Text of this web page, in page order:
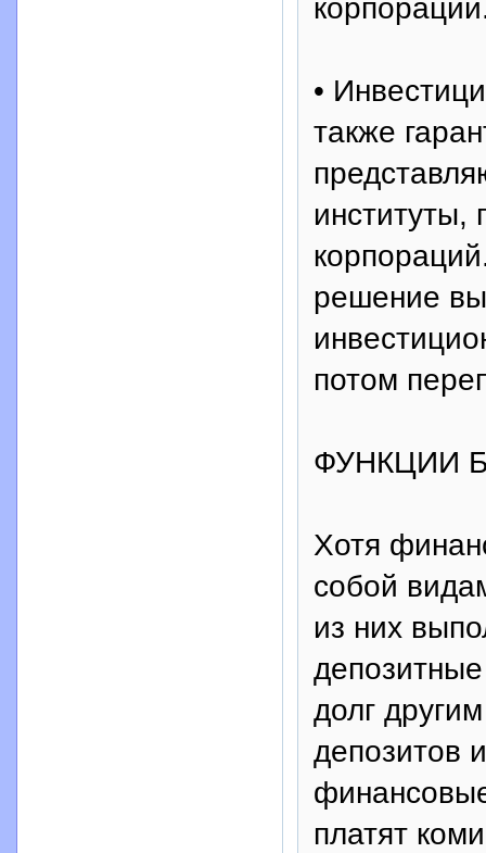
•
также
институты,
решение
потом
ФУНКЦИИ
Хотя
собой
из них
долг
депозитов
платят